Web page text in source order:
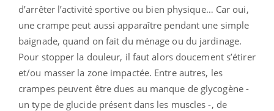
d’arrêter l’activité sportive ou bien physique… Car oui,
une crampe peut aussi apparaître pendant une simple
baignade, quand on fait du ménage ou du jardinage.
Pour stopper la douleur, il faut alors doucement s’étirer
et/ou masser la zone impactée. Entre autres, les
crampes peuvent être dues au manque de glycogène -
un type de glucide présent dans les muscles -, de